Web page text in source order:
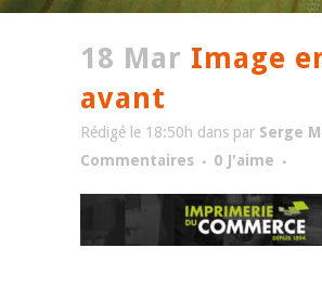
18 Mar Image
avant
Rédigé le 18:50h dans par Serge
Commentaires
0 J'aime